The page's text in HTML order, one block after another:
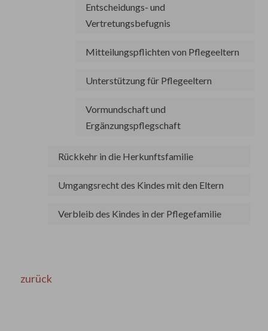
Entscheidungs- und
Vertretungsbefugnis
Mitteilungspflichten von Pflegeeltern
Unterstützung für Pflegeeltern
Vormundschaft und
Ergänzungspflegschaft
Rückkehr in die Herkunftsfamilie
Umgangsrecht des Kindes mit den Eltern
Verbleib des Kindes in der Pflegefamilie
zurück